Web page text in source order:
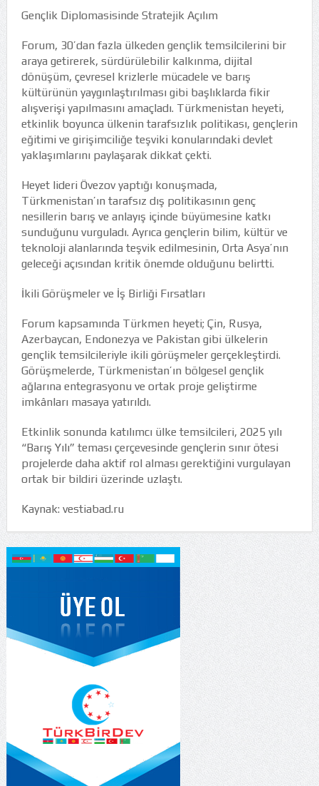
Gençlik Diplomasisinde Stratejik Açılım
Forum, 30’dan fazla ülkeden gençlik temsilcilerini bir
araya getirerek, sürdürülebilir kalkınma, dijital
dönüşüm, çevresel krizlerle mücadele ve barış
kültürünün yaygınlaştırılması gibi başlıklarda fikir
alışverişi yapılmasını amaçladı. Türkmenistan heyeti,
etkinlik boyunca ülkenin tarafsızlık politikası, gençlerin
eğitimi ve girişimciliğe teşviki konularındaki devlet
yaklaşımlarını paylaşarak dikkat çekti.
Heyet lideri Övezov yaptığı konuşmada,
Türkmenistan’ın tarafsız dış politikasının genç
nesillerin barış ve anlayış içinde büyümesine katkı
sunduğunu vurguladı. Ayrıca gençlerin bilim, kültür ve
teknoloji alanlarında teşvik edilmesinin, Orta Asya’nın
geleceği açısından kritik önemde olduğunu belirtti.
İkili Görüşmeler ve İş Birliği Fırsatları
Forum kapsamında Türkmen heyeti; Çin, Rusya,
Azerbaycan, Endonezya ve Pakistan gibi ülkelerin
gençlik temsilcileriyle ikili görüşmeler gerçekleştirdi.
Görüşmelerde, Türkmenistan’ın bölgesel gençlik
ağlarına entegrasyonu ve ortak proje geliştirme
imkânları masaya yatırıldı.
Etkinlik sonunda katılımcı ülke temsilcileri, 2025 yılı
“Barış Yılı” teması çerçevesinde gençlerin sınır ötesi
projelerde daha aktif rol alması gerektiğini vurgulayan
ortak bir bildiri üzerinde uzlaştı.
Kaynak: vestiabad.ru